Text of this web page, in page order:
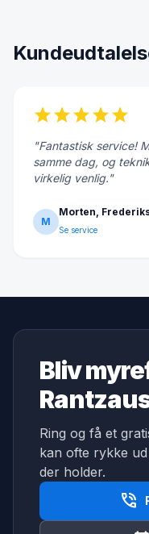
starstarstarstarstar
"Fantastisk service!
samme dag, og
virkelig venlig."
M
Morten,
Se service
Bliv
Ring og få et
kan ofte rykke
der holder.
phone_in_talk